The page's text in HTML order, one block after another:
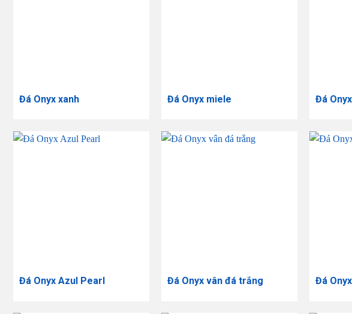
Đá Onyx xanh Đá Onyx miele Đá
Đá Onyx Azul Pearl Đá Onyx vân đá trắng Đá